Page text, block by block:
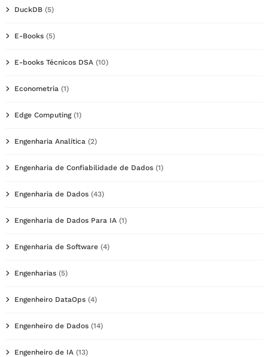
DuckDB (5)
E-Books (5)
E-books Técnicos DSA (10)
Econometria (1)
Edge Computing(1)
Engenharia Analítica (2)
Engenharia de Confiabilidade de Dados (1)
Engenharia de Dados (43)
Engenharia de Dados Para IA (1)
Engenharia de Software (4)
Engenharias (5)
Engenheiro DataOps (4)
Engenheiro de Dados (14)
Engenheiro de IA (13)